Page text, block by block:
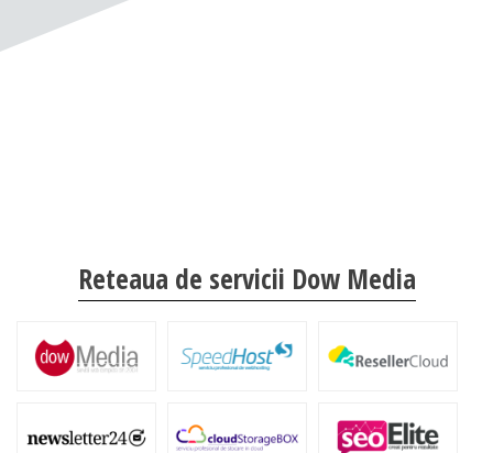
Reteaua de servicii Dow Media